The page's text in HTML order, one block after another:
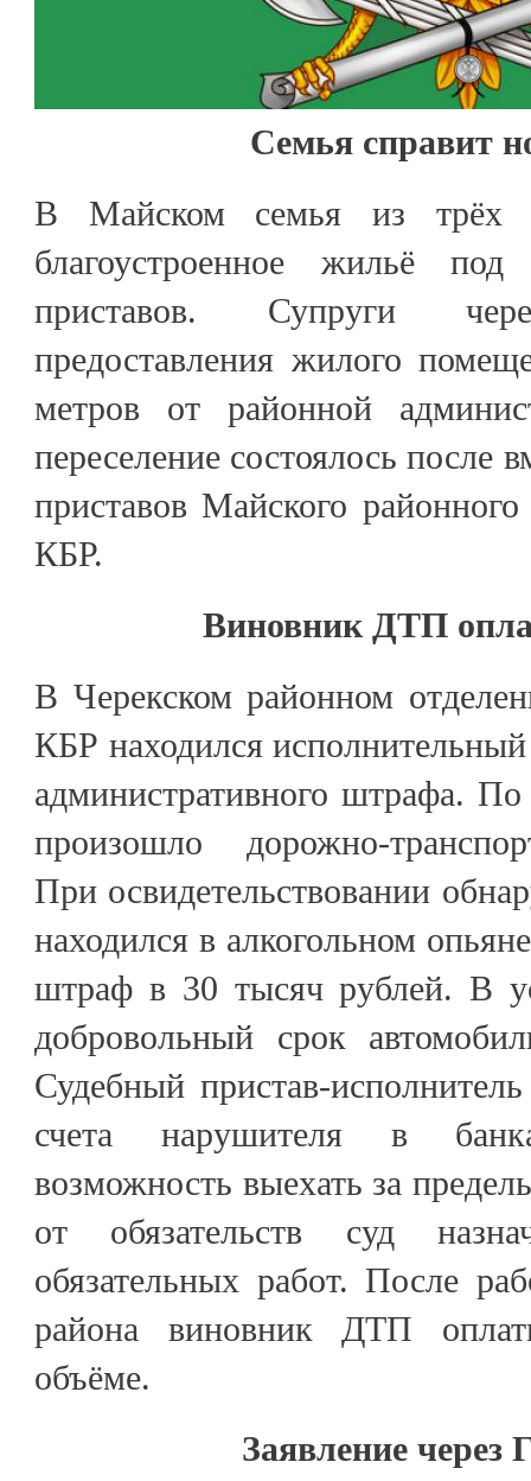
Семья справит
В Майском семья из трёх
благоустроенное жильё
приставов. Супруги
предоставления жилого
метров от районной
переселение состоялось после
приставов Майского
КБР.
Виновник ДТП
В Черекском районном
КБР находился
административного штрафа.
произошло дорожно-
При освидетельствовании
находился в алкогольном
штраф в 30 тысяч рублей. В
добровольный срок
Судебный пристав-
счета нарушителя в
возможность выехать за
от обязательств суд
обязательных работ. После
района виновник ДТП
объёме.
Заявление через